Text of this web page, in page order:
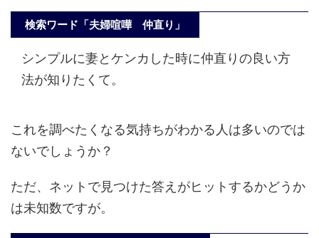
検索ワード「夫婦喧嘩 仲直り」
シンプルに妻とケンカした時に仲直りの良い方
法が知りたくて。
これを調べたくなる気持ちがわかる人は多いのでは
ないでしょうか？
ただ、ネットで見つけた答えがヒットするかどうか
は未知数ですが。